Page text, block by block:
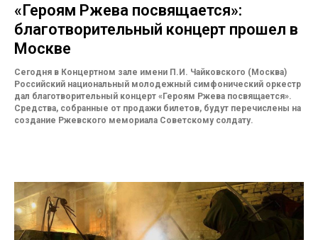
«Героям Ржева посвящается»:
благотворительный концерт прошел в
Москве
Сегодня в Концертном зале имени П.И. Чайковского (Москва)
Российский национальный молодежный симфонический оркестр
дал благотворительный концерт «Героям Ржева посвящается».
Средства, собранные от продажи билетов, будут перечислены на
создание Ржевского мемориала Советскому солдату.